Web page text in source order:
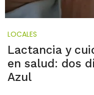
LOCALES
Lactancia y
en salud: dos
Azul